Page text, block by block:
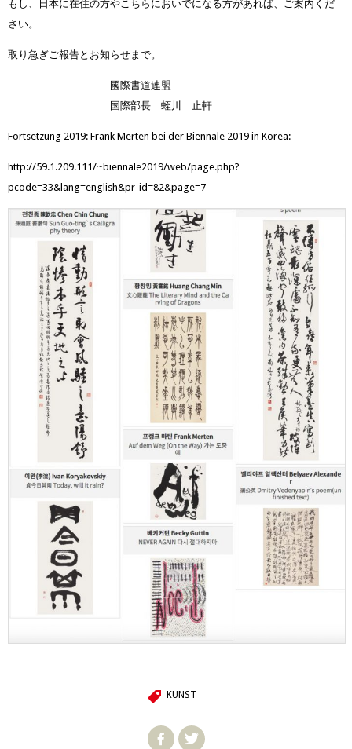
もし、日本に在住の方やこちらにおいでになる方があれば、ご案内くだ
さい。
取り急ぎご報告とお知らせまで。
國際書道連盟
国際部長 蛭川 止軒
Fortsetzung 2019: Frank Merten bei der Biennale 2019 in Korea:
http://59.1.209.111/~biennale2019/web/page.php?
pcode=33&lang=english&pr_id=82&page=7
KUNST